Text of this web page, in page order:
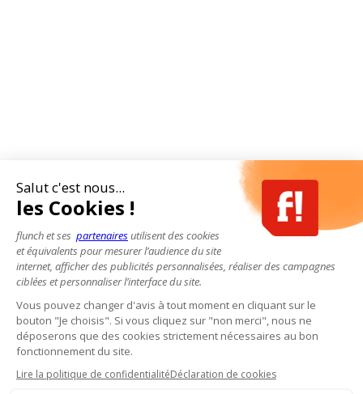
Salut c'est nous...
les Cookies !
flunch et ses partenairesutilisent des cookies
et équivalents pour mesurer l’audience du site
internet, afficher des publicités personnalisées, réaliser des campagnes
ciblées et personnaliser l’interface du site.
Vous pouvez changer d'avis à tout moment en cliquant sur le
bouton "Je choisis". Si vous cliquez sur "non merci", nous ne
déposerons que des cookies strictement nécessaires au bon
fonctionnement du site.
Lire la politique de confidentialitéDéclaration de cookies